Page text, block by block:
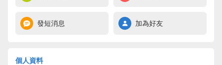
發短消息 加為好友
個人資料